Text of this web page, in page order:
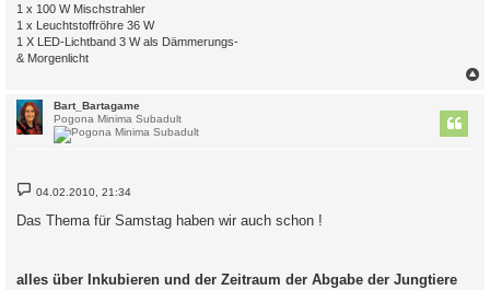
1 x 100 W Mischstrahler
1 x Leuchtstoffröhre 36 W
1 X LED-Lichtband 3 W als Dämmerungs-
& Morgenlicht
Bart_Bartagame
Pogona Minima Subadult
B
e
t
04.02.2010, 21:34
Das Thema für Samstag haben wir auch schon !
alles über Inkubieren und der Zeitraum der Abgabe der Jungtiere